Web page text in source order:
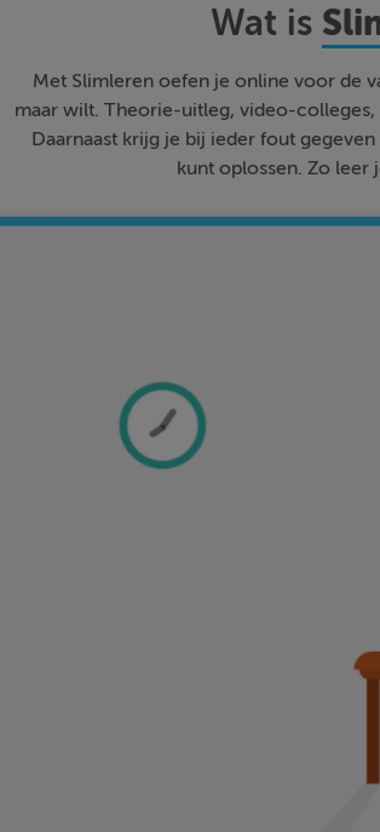
Wat is
Met Slimleren oefen je online voor de
maar wilt. Theorie-uitleg, video-
Daarnaast krijg je bij ieder fout
kunt oplossen. Zo leer